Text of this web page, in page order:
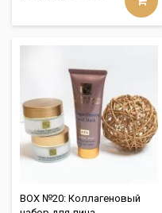
BOX №20: Коллагеновый